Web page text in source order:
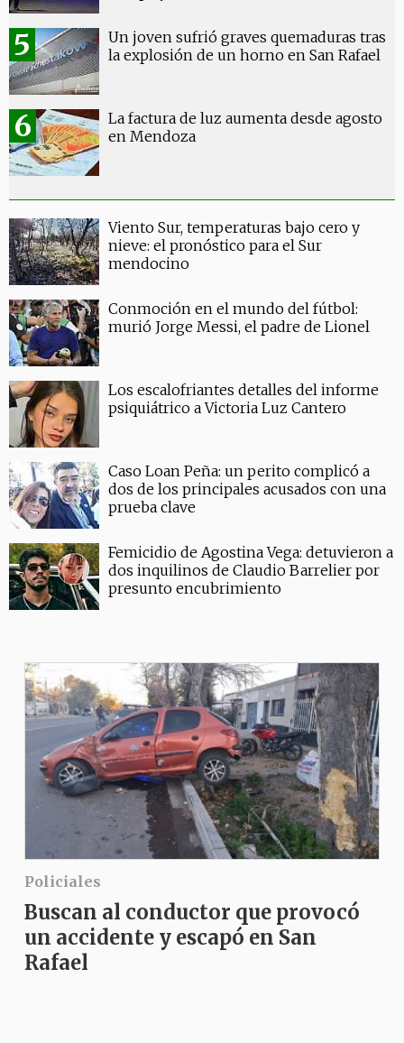
Un joven sufrió graves quemaduras tras
la explosión de un horno en San Rafael
La factura de luz aumenta desde agosto
en Mendoza
Viento Sur, temperaturas bajo cero y
nieve: el pronóstico para el Sur
mendocino
Conmoción en el mundo del fútbol:
murió Jorge Messi, el padre de Lionel
Los escalofriantes detalles del informe
psiquiátrico a Victoria Luz Cantero
Caso Loan Peña: un perito complicó a
dos de los principales acusados con una
prueba clave
Femicidio de Agostina Vega: detuvieron a
dos inquilinos de Claudio Barrelier por
presunto encubrimiento
Policiales
Buscan al conductor que provocó
un accidente y escapó en San
Rafael